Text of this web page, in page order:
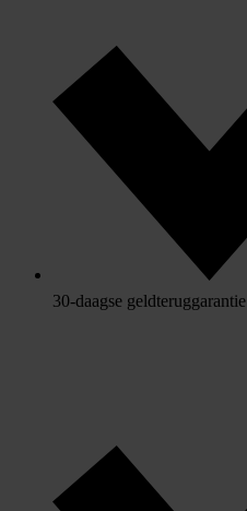
30-daagse geldteruggarantie